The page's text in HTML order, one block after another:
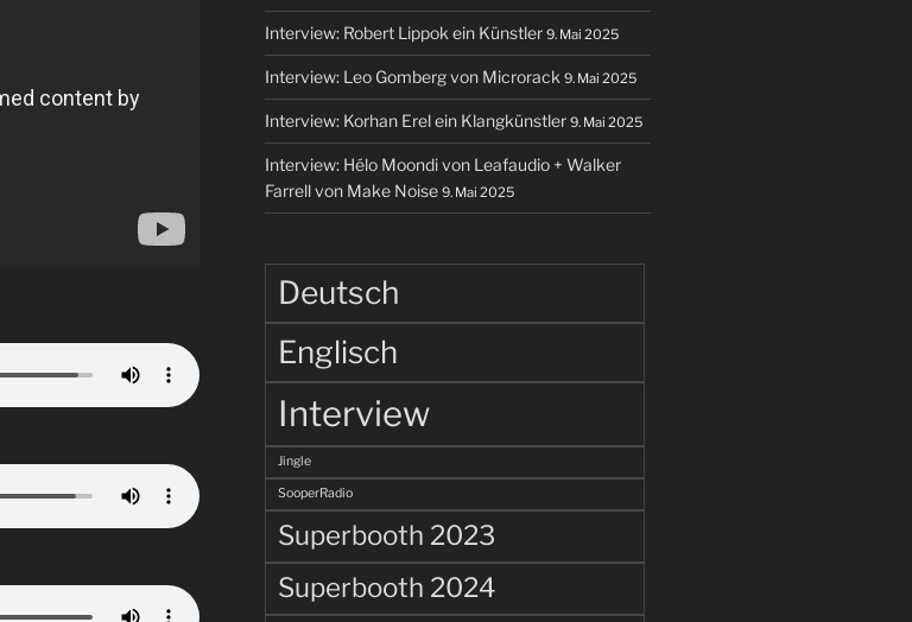
Interview: Robert Lippok ein Künstler 9. Mai 2025
Interview: Leo Gomberg von Microrack 9. Mai 2025
Interview: Korhan Erel ein Klangkünstler 9. Mai 2025
Interview: Hélo Moondi von Leafaudio + Walker
Farrell von Make Noise 9. Mai 2025
Deutsch
Englisch
Interview
Jingle
SooperRadio
Superbooth 2023
Superbooth 2024